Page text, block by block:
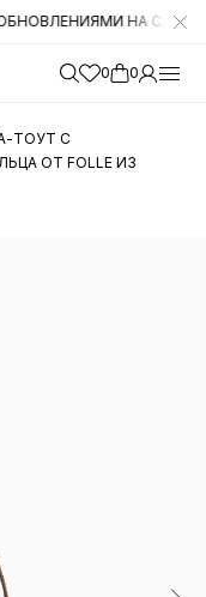
НА САЙТЕ. А
0 0
ТОУТ С
ОТ FOLLE ИЗ